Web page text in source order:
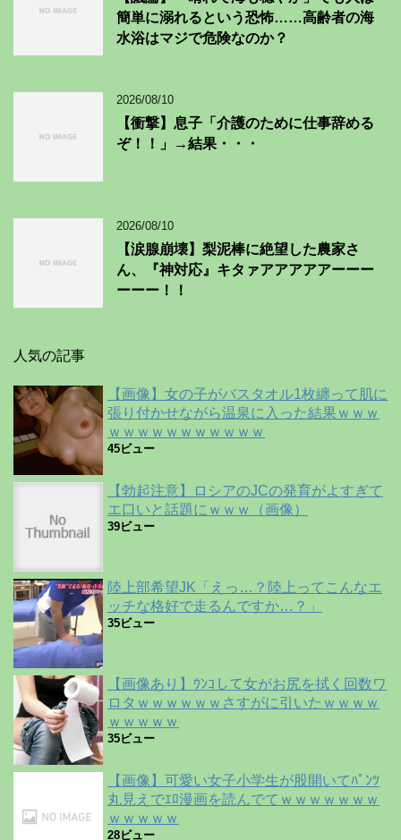
簡単に溺れるという恐怖……高齢者の海
水浴はマジで危険なのか？
2026/08/10
【衝撃】息子「介護のために仕事辞める
ぞ！！」→結果・・・
2026/08/10
【涙腺崩壊】梨泥棒に絶望した農家さ
ん、『神対応』キタァアアアアアーーー
ーーー！！
人気の記事
【画像】女の子がバスタオル1枚纏って肌に
張り付かせながら温泉に入った結果ｗｗｗ
ｗｗｗｗｗｗｗｗｗｗｗ
45ビュー
【勃起注意】ロシアのJCの発育がよすぎて
エ口いと話題にｗｗｗ（画像）
39ビュー
陸上部希望JK「えっ…？陸上ってこんなエ
ッチな格好で走るんですか…？」
35ビュー
【画像あり】ｳﾝｺして女がお尻を拭く回数ワ
ロタｗｗｗｗｗｗさすがに引いたｗｗｗｗ
ｗｗｗｗｗ
35ビュー
【画像】可愛い女子小学生が股開いてﾊﾟﾝﾂ
丸見えでｴﾛ漫画を読んでてｗｗｗｗｗｗｗ
ｗｗｗｗｗ
28ビュー